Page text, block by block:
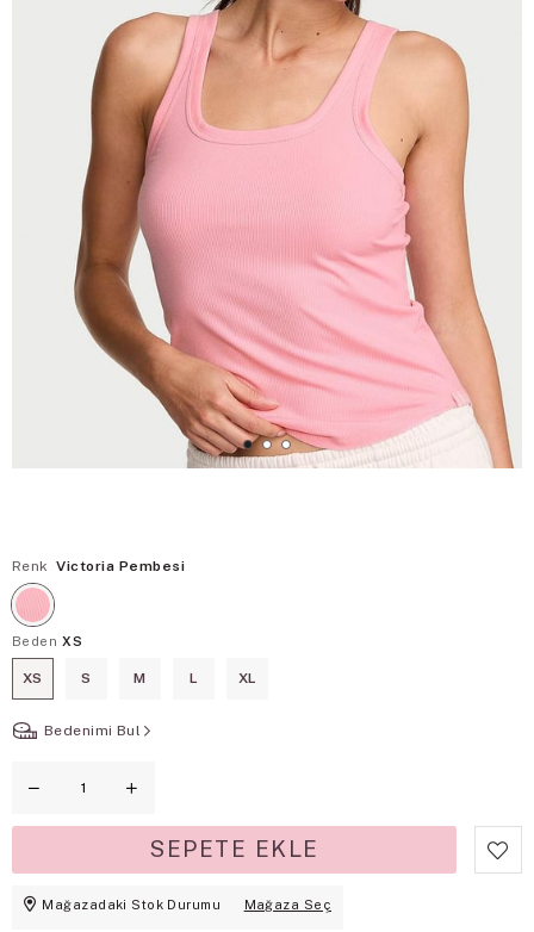
Renk Victoria Pembesi
Beden XS
XS S M L XL
Bedenimi Bul
Mağazadaki Stok Durumu Mağaza Seç